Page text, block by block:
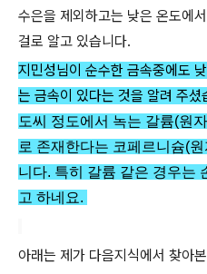
수은을 제외하고는 낮은 온도에
걸로 알고 있습니다.
지민성님이 순수한 금속중에도
는 금속이 있다는 것을 알려 주셨
도씨 정도에서 녹는 갈륨(원
로 존재한다는 코페르니슘(
니다. 특히 갈륨 같은 경우는
고 하네요.
아래는 제가 다음지식에서 찾아